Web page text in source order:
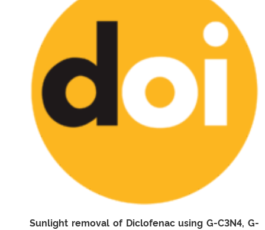
Sunlight removal of Diclofenac using G-C3N4, G-